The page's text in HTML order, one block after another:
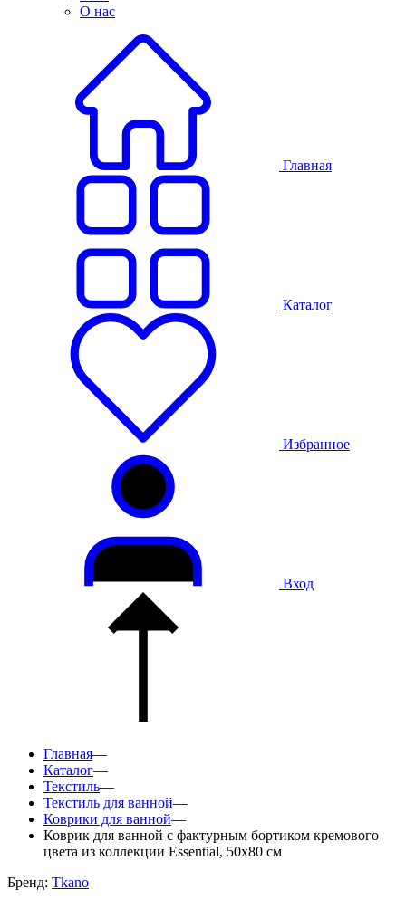
О нас
Главная
Каталог
Избранное
Вход
Главная—
Каталог—
Текстиль—
Текстиль для ванной—
Коврики для ванной—
Коврик для ванной с фактурным бортиком кремового
цвета из коллекции Essential, 50x80 см
Бренд: Tkano